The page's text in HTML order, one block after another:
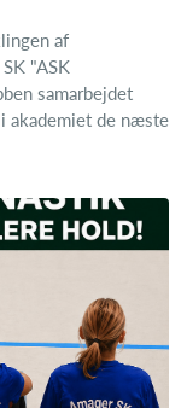
af
"ASK
samarbejdet
akademiet de næste